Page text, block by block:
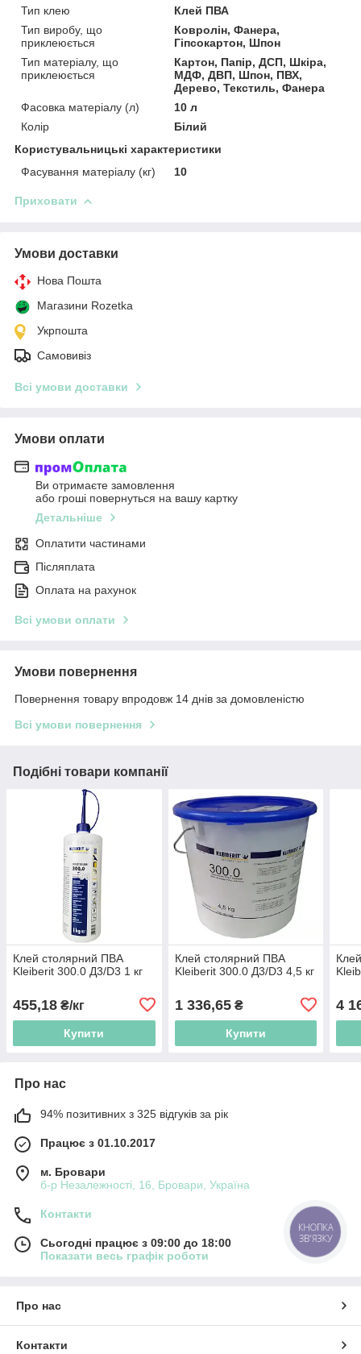
Тип клею
Клей ПВА
Тип виробу, що
приклеюється
Ковролін, Фанера,
Гіпсокартон, Шпон
Тип матеріалу, що
приклеюється
Картон, Папір, ДСП, Шкіра,
МДФ, ДВП, Шпон, ПВХ,
Дерево, Текстиль, Фанера
Фасовка матеріалу (л)
10 л
Колір
Білий
Користувальницькі характеристики
Фасування матеріалу (кг)
10
Приховати
Умови доставки
Нова Пошта
Магазини Rozetka
Укрпошта
Самовивіз
Всі умови доставки
Умови оплати
Ви отримаєте замовлення
або гроші повернуться на вашу картку
Детальніше
Оплатити частинами
Післяплата
Оплата на рахунок
Всі умови оплати
Умови повернення
Повернення товару впродовж 14 днів за домовленістю
Всі умови повернення
Подібні товари компанії
Клей столярний ПВА
Kleiberit 300.0 Д3/D3 1 кг
455,18 ₴/кг
Купити
Клей столярний ПВА
Kleiberit 300.0 Д3/D3 4,5 кг
1 336,65₴
Купити
4
Про нас
94% позитивних з 325 відгуків за рік
Працює з 01.10.2017
м. Бровари
б-р Незалежності, 16, Бровари, Україна
Контакти
Сьогодні працює з 09:00 до 18:00
Показати весь графік роботи
Про нас
Контакти
КНОПКА
ЗВ'ЯЗКУ